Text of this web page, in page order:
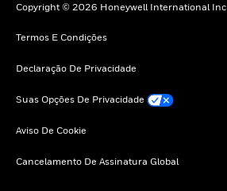
Copyright © 2026 Honeywell International Inc
Termos E Condições
Declaração De Privacidade
Suas Opções De Privacidade
Aviso De Cookie
Cancelamento De Assinatura Global